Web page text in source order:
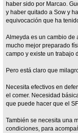
haber sido por Marcao.
y haber quitado a Sow y
equivocación que ha
Almeyda es un cambio de
mucho mejor preparado
campo y existe un trabajo
Pero está claro que
Necesita efectivos en
el comer. Necesidad
que puede hacer que el
También se necesita una
condiciones, para